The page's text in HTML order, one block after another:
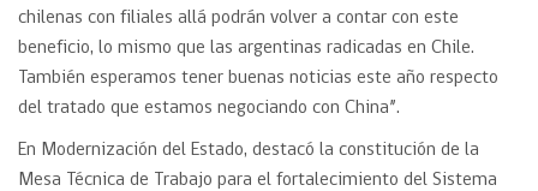
chilenas con filiales allá podrán volver a contar con este
beneficio, lo mismo que las argentinas radicadas en Chile.
También esperamos tener buenas noticias este año respecto
del tratado que estamos negociando con China”.
En Modernización del Estado, destacó la constitución de la
Mesa Técnica de Trabajo para el fortalecimiento del Sistema